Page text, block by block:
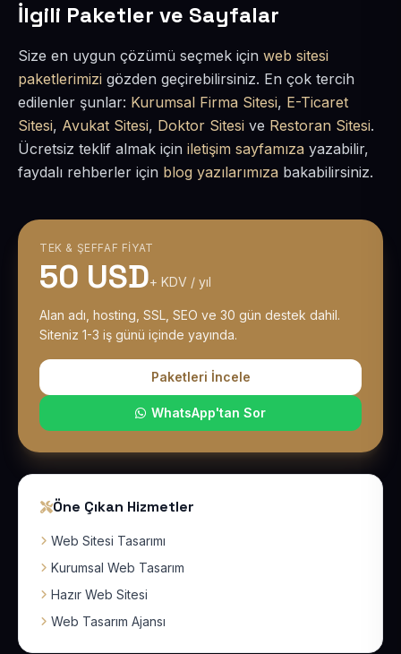
İlgili Paketler ve Sayfalar
Size en uygun çözümü seçmek için web sitesi
paketlerimizi gözden geçirebilirsiniz. En çok tercih
edilenler şunlar: Kurumsal Firma Sitesi, E-Ticaret
Sitesi, Avukat Sitesi, Doktor Sitesi ve Restoran Sitesi.
Ücretsiz teklif almak için iletişim sayfamıza yazabilir,
faydalı rehberler için blog yazılarımıza bakabilirsiniz.
TEK & ŞEFFAF FIYAT
50 USD+ KDV / yıl
Alan adı, hosting, SSL, SEO ve 30 gün destek dahil.
Siteniz 1-3 iş günü içinde yayında.
Paketleri İncele
WhatsApp'tan Sor
Öne Çıkan Hizmetler
Web Sitesi Tasarımı
Kurumsal Web Tasarım
Hazır Web Sitesi
Web Tasarım Ajansı